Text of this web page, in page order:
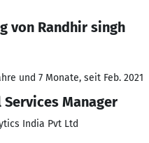
von Randhir singh
und 7 Monate, seit Feb. 2021
Services Manager
India Pvt Ltd